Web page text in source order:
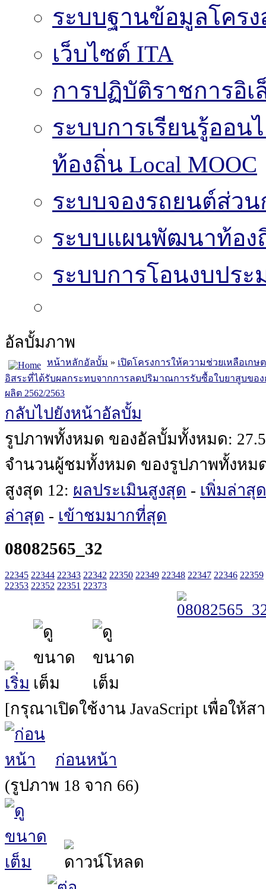
ระบบฐานข้อมูลโคร
เว็บไซต์ ITA
การปฏิบัติราชการอิ
ระบบการเรียนรู้ออน
ท้องถิ่น Local MOOC
ระบบจองรถยนต์ส่วน
ระบบแผนพัฒนาท้อง
ระบบการโอนงบปร
อัลบั้มภาพ
หน้าหลักอัลบั้ม » เปิดโครงการให้ความช่วยเหลือเก
อิสระที่ได้รับผลกระทบจากการลดปริมาณการรับซื้อใบยาสูบขอ
ผลิต 2562/2563
กลับไปยังหน้าอัลบั้ม
รูปภาพทั้งหมด ของอัลบั้มทั้งหมด:
จำนวนผู้ชมทั้งหมด ของรูปภาพทั้งหม
สูงสุด 12: ผลประเมินสูงสุด - เพิ่มล่าสุด
ล่าสุด - เข้าชมมากที่สุด
08082565_32
22345 22344 22343 22342 22350 22349 22348 22347 22346 22359
22353 22352 22351 22373
[กรุณาเปิดใช้งาน JavaScript เพื่อให้
ก่อนหน้า
(รูปภาพ 18 จาก 66)